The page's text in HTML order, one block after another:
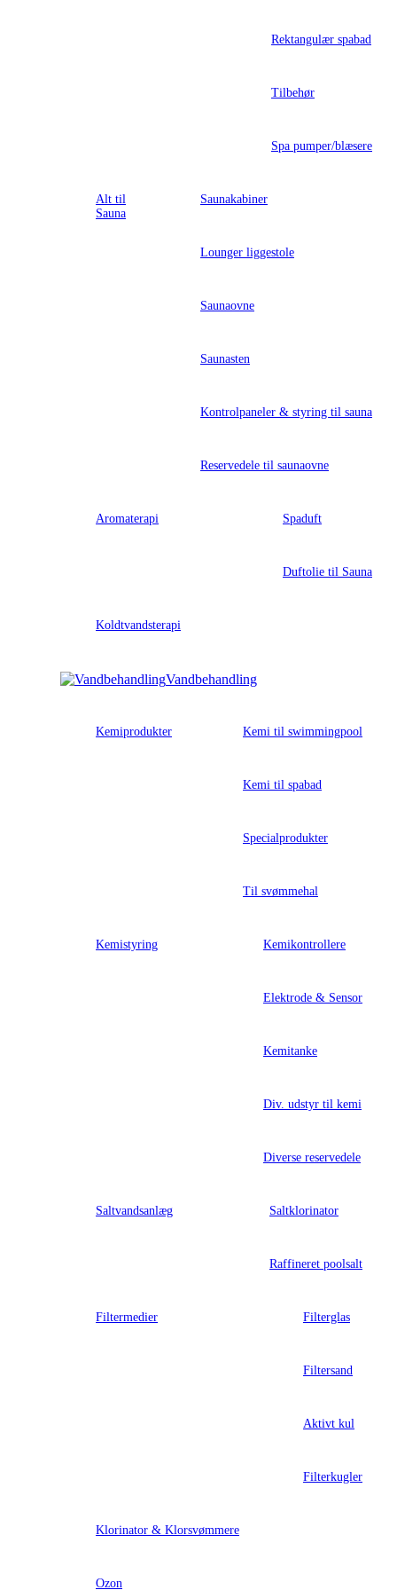
Rektangulær spabad
Tilbehør
Spa pumper/blæsere
Alt til
Sauna
Saunakabiner
Lounger liggestole
Saunaovne
Saunasten
Kontrolpaneler & styring til sauna
Reservedele til saunaovne
Aromaterapi Spaduft
Duftolie til Sauna
Koldtvandsterapi
Vandbehandling
Kemiprodukter Kemi til swimmingpool
Kemi til spabad
Specialprodukter
Til svømmehal
Kemistyring Kemikontrollere
Elektrode & Sensor
Kemitanke
Div. udstyr til kemi
Diverse reservedele
Saltvandsanlæg Saltklorinator
Raffineret poolsalt
Filtermedier Filterglas
Filtersand
Aktivt kul
Filterkugler
Klorinator & Klorsvømmere
Ozon